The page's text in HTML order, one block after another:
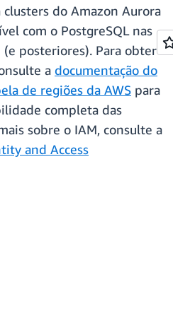
do Amazon Aurora
com o PostgreSQL nas
posteriores). Para obter
a documentação do
de regiões da AWS para
completa das
sobre o IAM, consulte a
and Access